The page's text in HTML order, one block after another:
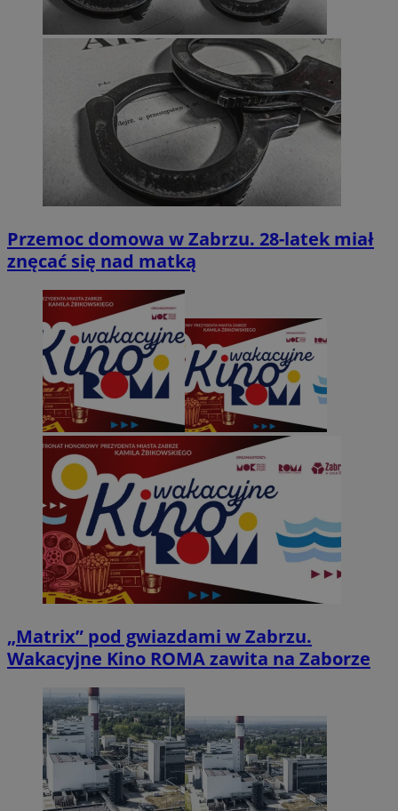
Przemoc domowa w Zabrzu. 28-latek miał
znęcać się nad matką
„Matrix” pod gwiazdami w Zabrzu.
Wakacyjne Kino ROMA zawita na Zaborze